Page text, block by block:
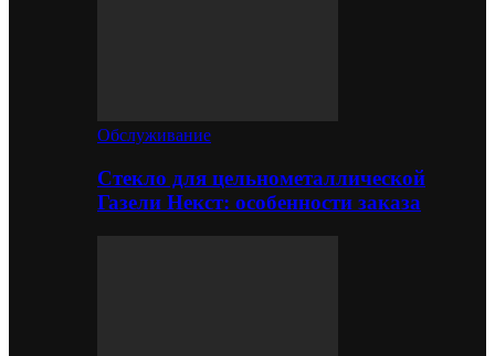
Обслуживание
Стекло для цельнометаллической
Газели Некст: особенности заказа